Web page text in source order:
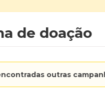
de doação
outras